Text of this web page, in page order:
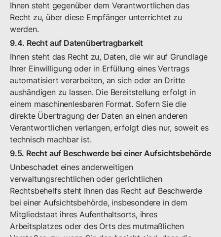
Ihnen steht gegenüber dem Verantwortlichen das
Recht zu, über diese Empfänger unterrichtet zu
werden.
9.4. Recht auf Datenübertragbarkeit
Ihnen steht das Recht zu, Daten, die wir auf Grundlage
Ihrer Einwilligung oder in Erfüllung eines Vertrags
automatisiert verarbeiten, an sich oder an Dritte
aushändigen zu lassen. Die Bereitstellung erfolgt in
einem maschinenlesbaren Format. Sofern Sie die
direkte Übertragung der Daten an einen anderen
Verantwortlichen verlangen, erfolgt dies nur, soweit es
technisch machbar ist.
9.5. Recht auf Beschwerde bei einer Aufsichtsbehörde
Unbeschadet eines anderweitigen
verwaltungsrechtlichen oder gerichtlichen
Rechtsbehelfs steht Ihnen das Recht auf Beschwerde
bei einer Aufsichtsbehörde, insbesondere in dem
Mitgliedstaat ihres Aufenthaltsorts, ihres
Arbeitsplatzes oder des Orts des mutmaßlichen